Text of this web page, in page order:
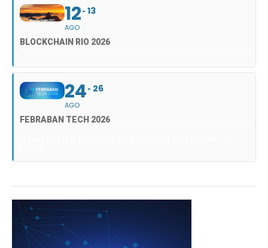
12
AGO
13
BLOCKCHAIN RIO 2026
24
AGO
26
FEBRABAN TECH 2026